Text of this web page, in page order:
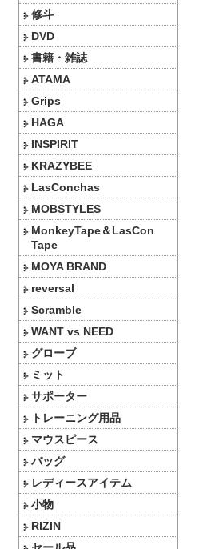
修斗
DVD
書籍・雑誌
ATAMA
Grips
HAGA
INSPIRIT
KRAZYBEE
LasConchas
MOBSTYLES
MonkeyTape＆LasCon
Tape
MOYA BRAND
reversal
Scramble
WANT vs NEED
グローブ
ミット
サポーター
トレーニング用品
マウスピース
バッグ
レディースアイテム
小物
RIZIN